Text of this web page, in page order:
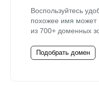
Воспользуйтесь
похожее имя может
из 700+ доменных
Подобрать домен